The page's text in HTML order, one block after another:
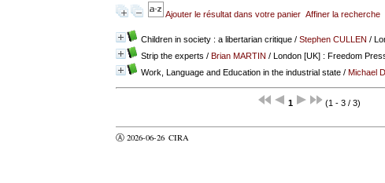
Ajouter le résultat dans votre panier Affiner la recherche
Children in society : a libertarian critique/ Stephen CULLEN /
Strip the experts / Brian MARTIN / London [UK] : Freedom
Work, Language and Education in the industrial state/ Michael
1 (1 - 3 / 3)
Ⓐ 2026-06-26 CIRA